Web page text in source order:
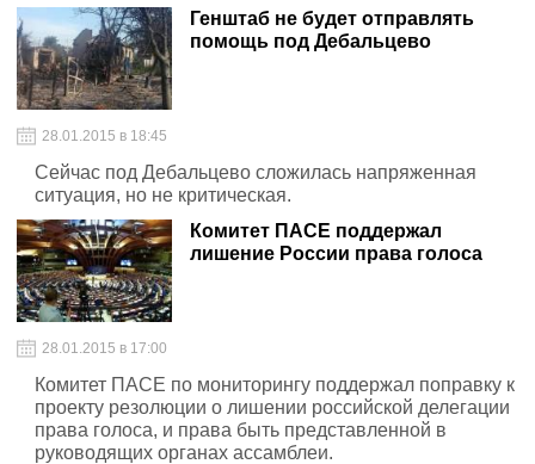
Генштаб не будет отправлять
помощь под Дебальцево
28.01.2015 в 18:45
Сейчас под Дебальцево сложилась напряженная
ситуация, но не критическая.
Комитет ПАСЕ поддержал
лишение России права голоса
28.01.2015 в 17:00
Комитет ПАСЕ по мониторингу поддержал поправку к
проекту резолюции о лишении российской делегации
права голоса, и права быть представленной в
руководящих органах ассамблеи.